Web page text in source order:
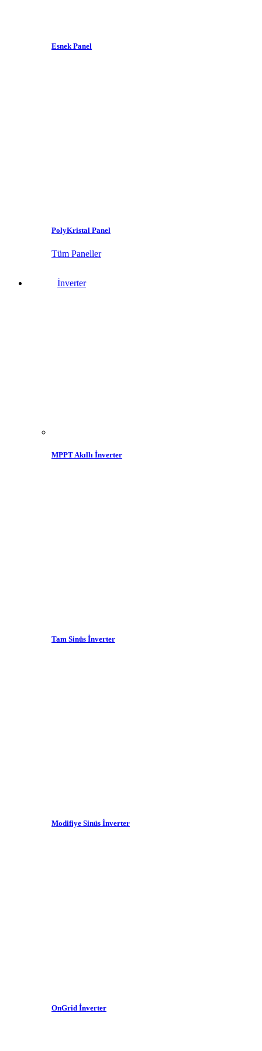
Esnek Panel
PolyKristal Panel
Tüm Paneller
İnverter
MPPT Akıllı İnverter
Tam Sinüs İnverter
Modifiye Sinüs İnverter
OnGrid İnverter